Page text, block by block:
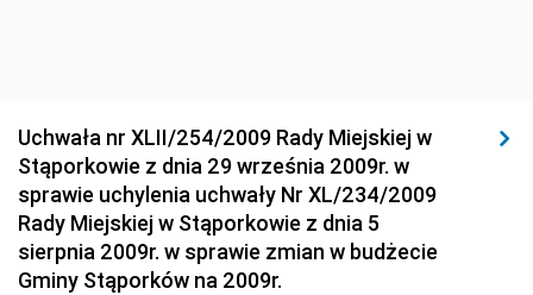
Środowiska
Dziennik Urzędowy Ministerstwa Administracji,
Gospodarki Terenowej i Ochrony Środowiska
Dziennik Urzędowy Ministerstwa Administracji i
Gospodarki Przestrzennej
Uchwała nr XLII/254/2009 Rady Miejskiej w
Stąporkowie z dnia 29 września 2009r. w
sprawie uchylenia uchwały Nr XL/234/2009
Rady Miejskiej w Stąporkowie z dnia 5
sierpnia 2009r. w sprawie zmian w budżecie
Gminy Stąporków na 2009r.